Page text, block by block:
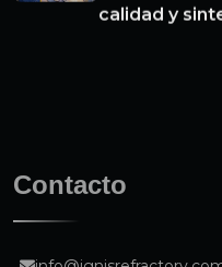
calidad y
Contacto
info@ignisrefractory.com